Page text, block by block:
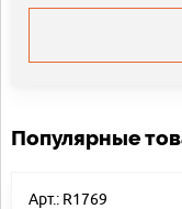
Популярные
Арт.: R1769